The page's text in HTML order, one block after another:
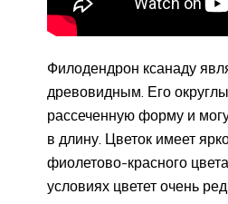
Филодендрон ксанаду
древовидным. Его
рассеченную форму и
в длину. Цветок имеет
фиолетово-красного
условиях цветет очень